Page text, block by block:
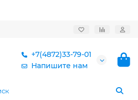
+7(4872)33-79-01
Напишите нам